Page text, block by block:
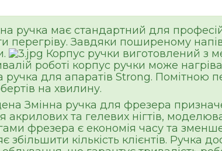
ручка має стандартний для
перегріву. Завдяки поширеному
Корпус ручки виготовлений з
роботі корпус ручки може
ручка для апаратів Strong. Помітною
на хвилину.
Змінна ручка для фрезера
акрилових та гелевих нігтів,
фрезера є економія часу та
збільшити кількість клієнтів. Ручка